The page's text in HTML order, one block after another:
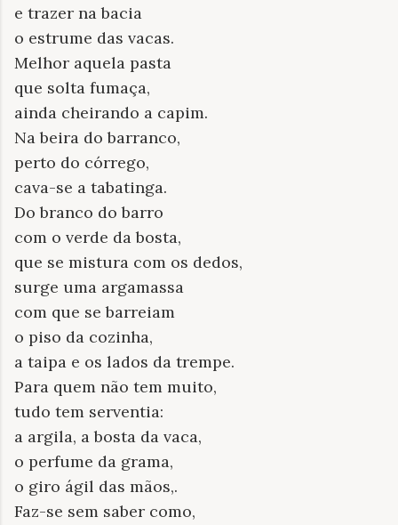
e trazer na bacia
o estrume das vacas.
Melhor aquela pasta
que solta fumaça,
ainda cheirando a capim.
Na beira do barranco,
perto do córrego,
cava-se a tabatinga.
Do branco do barro
com o verde da bosta,
que se mistura com os dedos,
surge uma argamassa
com que se barreiam
o piso da cozinha,
a taipa e os lados da trempe.
Para quem não tem muito,
tudo tem serventia:
a argila, a bosta da vaca,
o perfume da grama,
o giro ágil das mãos,.
Faz-se sem saber como,